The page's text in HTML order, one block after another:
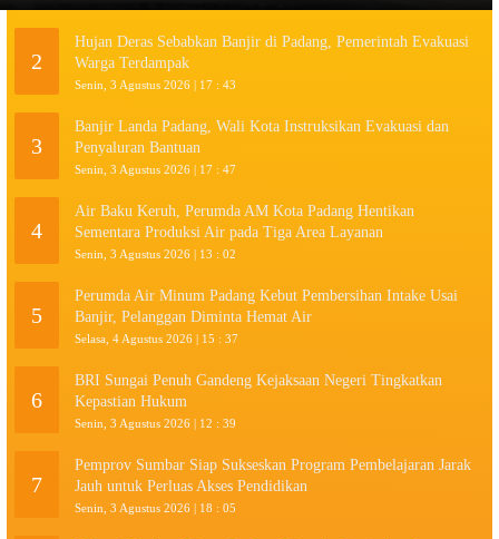
2
Hujan Deras Sebabkan Banjir di Padang, Pemerintah Evakuasi
Warga Terdampak
Senin, 3 Agustus 2026 | 17 : 43
3
Banjir Landa Padang, Wali Kota Instruksikan Evakuasi dan
Penyaluran Bantuan
Senin, 3 Agustus 2026 | 17 : 47
4
Air Baku Keruh, Perumda AM Kota Padang Hentikan
Sementara Produksi Air pada Tiga Area Layanan
Senin, 3 Agustus 2026 | 13 : 02
5
Perumda Air Minum Padang Kebut Pembersihan Intake Usai
Banjir, Pelanggan Diminta Hemat Air
Selasa, 4 Agustus 2026 | 15 : 37
6
BRI Sungai Penuh Gandeng Kejaksaan Negeri Tingkatkan
Kepastian Hukum
Senin, 3 Agustus 2026 | 12 : 39
7
Pemprov Sumbar Siap Sukseskan Program Pembelajaran Jarak
Jauh untuk Perluas Akses Pendidikan
Senin, 3 Agustus 2026 | 18 : 05